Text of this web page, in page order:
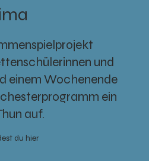
und
einem Wochenende
ein
auf.
du hier